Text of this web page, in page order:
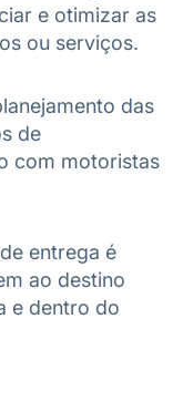
e otimizar as
ou serviços.
das
de
com motoristas
entrega é
ao destino
e dentro do